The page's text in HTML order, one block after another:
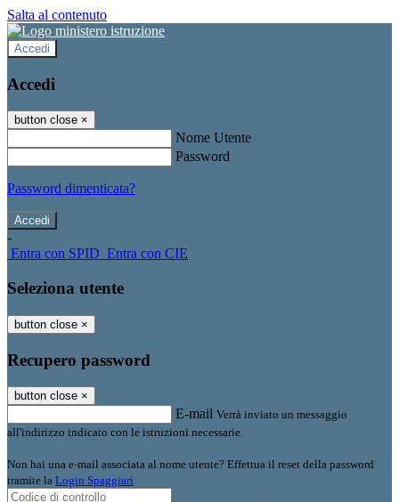
Salta al contenuto
Accedi
Accedi
button close ×
Nome Utente
Password
Password dimenticata?
-
Entra con SPID Entra con CIE
Seleziona utente
button close ×
Recupero password
button close ×
E-mail Verrà inviato un messaggio
all'indirizzo indicato con le istruzioni necessarie.
Non hai una e-mail associata al nome utente? Effettua il reset della password
tramite la Login Spaggiari